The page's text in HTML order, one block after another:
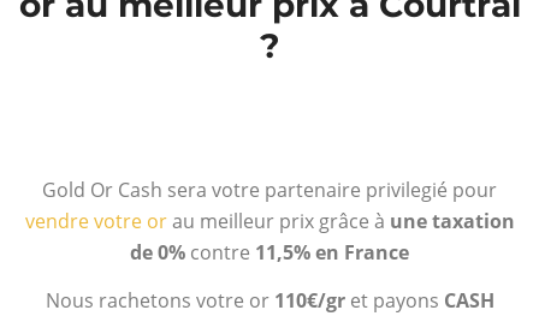
?
Gold Or Cash sera votre partenaire privilegié pour
vendre votre orau meilleur prix grâce à une taxation
de 0% contre 11,5% en France
Nous rachetons votre or 110€/gr et payons CASH